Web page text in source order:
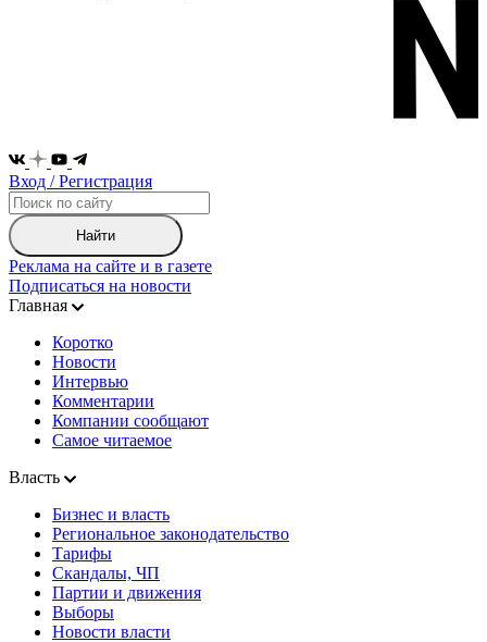
Вход / Регистрация
Найти
Реклама на сайте и в газете
Подписаться на новости
Главная
Коротко
Новости
Интервью
Комментарии
Компании сообщают
Самое читаемое
Власть
Бизнес и власть
Региональное законодательство
Тарифы
Скандалы, ЧП
Партии и движения
Выборы
Новости власти